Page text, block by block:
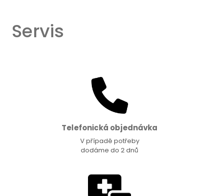
Servis
Telefonická objednávka
V případě potřeby
dodáme do 2 dnů